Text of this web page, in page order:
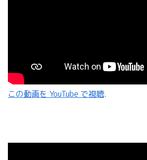
この動画を YouTube で視聴.